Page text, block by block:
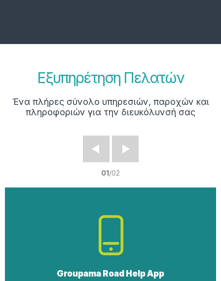
Εξυπηρέτηση Πελατών
Ένα πλήρες σύνολο υπηρεσιών, παροχών και
πληροφοριών για την διευκόλυνσή σας
Groupama Road Help App
01/02